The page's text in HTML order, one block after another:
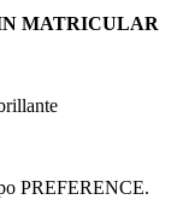
MATRICULAR
PREFERENCE.